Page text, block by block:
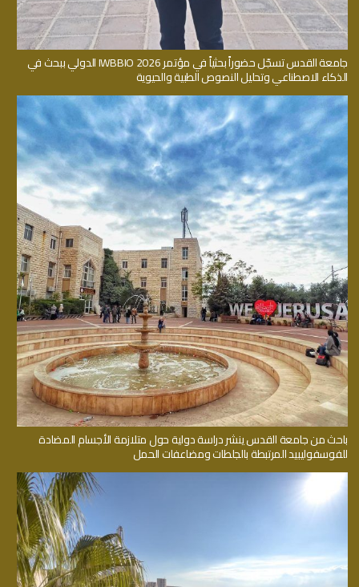
جامعة القدس تسجّل حضوراً بحثياً في مؤتمر IWBBIO 2026 الدولي ببحث في
الذكاء الاصطناعي وتحليل النصوص الطبية والحيوية
باحث من جامعة القدس ينشر دراسة دولية حول متلازمة الأجسام المضادة
للفوسفوليبيد المرتبطة بالجلطات ومضاعفات الحمل